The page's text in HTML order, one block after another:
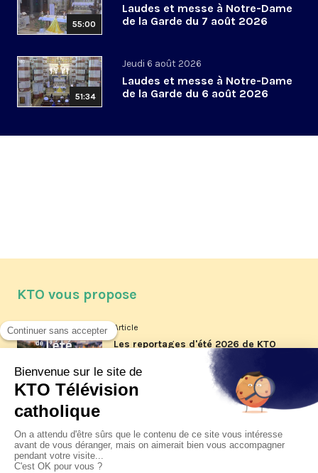
55:00
Laudes et messe à Notre-Dame
de la Garde du 7 août 2026
51:34
Jeudi 6 août 2026
Laudes et messe à Notre-Dame
de la Garde du 6 août 2026
KTO vous propose
Article
Les reportages d'été 2026 de KTO
Article
La visite pastorale du pape Léon
jeudi 6 août